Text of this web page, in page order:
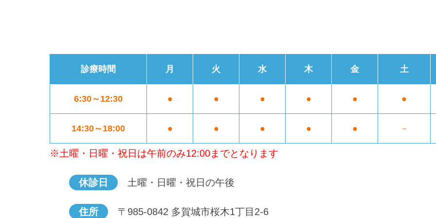
診療時間 月 火 水 木 金 土
6:30～12:30 ● ● ● ● ● ●
14:30～18:00 ● ● ● ● ● －
※土曜・日曜・祝日は午前のみ12:00までとなります
休診日 土曜・日曜・祝日の午後
住所 〒985-0842 多賀城市桜木1丁目2-6